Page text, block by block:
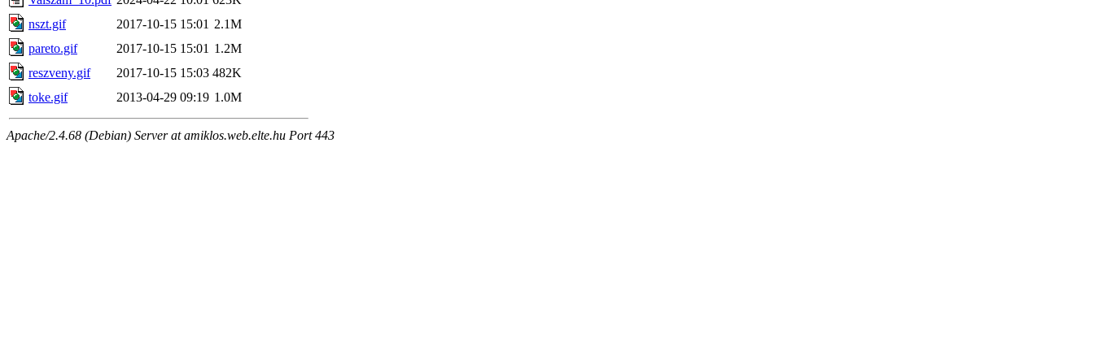
nszt.gif
2017-10-15 15:01 2.1M
pareto.gif
2017-10-15 15:01 1.2M
reszveny.gif
2017-10-15 15:03 482K
toke.gif
2013-04-29 09:19 1.0M
Apache/2.4.68 (Debian) Server at amiklos.web.elte.hu Port 443